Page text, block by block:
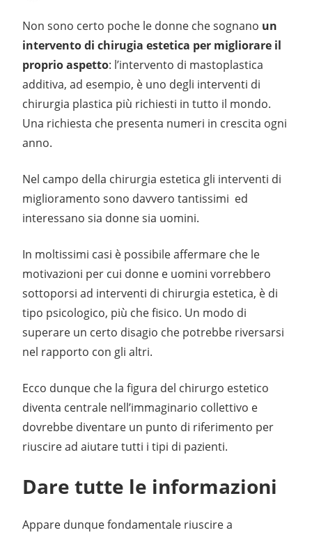
Non sono certo poche le donne che sognano un
intervento di chirugia estetica per migliorare il
proprio aspetto: l’intervento di mastoplastica
additiva, ad esempio, è uno degli interventi di
chirurgia plastica più richiesti in tutto il mondo.
Una richiesta che presenta numeri in crescita ogni
anno.
Nel campo della chirurgia estetica gli interventi di
miglioramento sono davvero tantissimi ed
interessano sia donne sia uomini.
In moltissimi casi è possibile affermare che le
motivazioni per cui donne e uomini vorrebbero
sottoporsi ad interventi di chirurgia estetica, è di
tipo psicologico, più che fisico. Un modo di
superare un certo disagio che potrebbe riversarsi
nel rapporto con gli altri.
Ecco dunque che la figura del chirurgo estetico
diventa centrale nell’immaginario collettivo e
dovrebbe diventare un punto di riferimento per
riuscire ad aiutare tutti i tipi di pazienti.
Dare tutte le informazioni
Appare dunque fondamentale riuscire a